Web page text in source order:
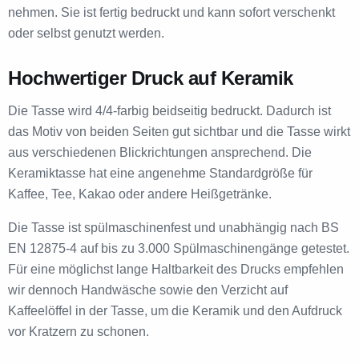
nehmen. Sie ist fertig bedruckt und kann sofort verschenkt
oder selbst genutzt werden.
Hochwertiger Druck auf Keramik
Die Tasse wird 4/4-farbig beidseitig bedruckt. Dadurch ist
das Motiv von beiden Seiten gut sichtbar und die Tasse wirkt
aus verschiedenen Blickrichtungen ansprechend. Die
Keramiktasse hat eine angenehme Standardgröße für
Kaffee, Tee, Kakao oder andere Heißgetränke.
Die Tasse ist spülmaschinenfest und unabhängig nach BS
EN 12875-4 auf bis zu 3.000 Spülmaschinengänge getestet.
Für eine möglichst lange Haltbarkeit des Drucks empfehlen
wir dennoch Handwäsche sowie den Verzicht auf
Kaffeelöffel in der Tasse, um die Keramik und den Aufdruck
vor Kratzern zu schonen.